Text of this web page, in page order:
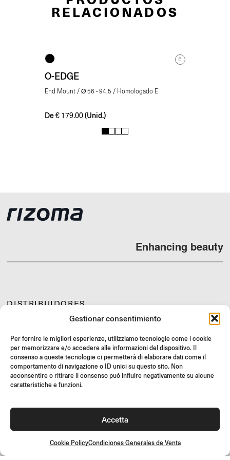
Gestionar consentimiento
Per fornire le migliori esperienze, utilizziamo tecnologie come i cookie
per memorizzare e/o accedere alle informazioni del dispositivo. Il
consenso a queste tecnologie ci permetterà di elaborare dati come il
comportamento di navigazione o ID unici su questo sito. Non
acconsentire o ritirare il consenso può influire negativamente su alcune
caratteristiche e funzioni.
Accetta
Cookie PolicyCondiciones Generales de Venta
RELACIONADOS
E
O-EDGE
End Mount / Ø 56 - 94,5 / Homologado E
De € 179.00 (Unid.)
1 2 3 4
Enhancing beauty
DISTRIBUIDORES
SOPORTE Y FAQ
REVOLUCIONES
INSTRUCCIONES DE MONTAJE
GIFT CARD
OFERTAS LIMITADAS
¡Únete a la comunidad Rizoma y accede a contenidos exclusivos y